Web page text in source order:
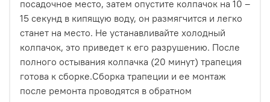
посадочное место, затем опустите колпачок на 10 –
15 секунд в кипящую воду, он размягчится и легко
станет на место. Не устанавливайте холодный
колпачок, это приведет к его разрушению. После
полного остывания колпачка (20 минут) трапеция
готова к сборке.Сборка трапеции и ее монтаж
после ремонта проводятся в обратном